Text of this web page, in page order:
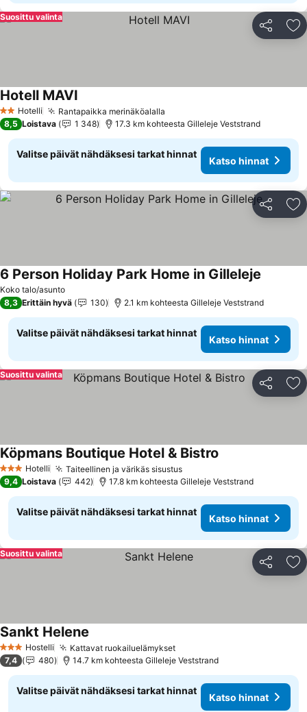
Jaa
Suosittu valinta
2 Tähtiluokitus
Hotelli Rantapaikka merinäköalalla
Hotell MAVI
8,5 Loistava 1 348 17.3 km kohteesta Gilleleje Veststrand
Valitse päivät nähdäksesi tarkat hinnat
Katso hinnat
Jaa
Koko talo/asunto
6 Person Holiday Park Home in Gilleleje
8,3 Erittäin hyvä 130 2.1 km kohteesta Gilleleje Veststrand
Valitse päivät nähdäksesi tarkat hinnat
Katso hinnat
Jaa
Suosittu valinta
3 Tähtiluokitus
Hotelli Taiteellinen ja värikäs sisustus
Köpmans Boutique Hotel & Bistro
9,4 Loistava 442 17.8 km kohteesta Gilleleje Veststrand
Valitse päivät nähdäksesi tarkat hinnat
Katso hinnat
Jaa
Suosittu valinta
3 Tähtiluokitus
Hostelli Kattavat ruokailuelämykset
Sankt Helene
7,4 480 14.7 km kohteesta Gilleleje Veststrand
Valitse päivät nähdäksesi tarkat hinnat
Katso hinnat